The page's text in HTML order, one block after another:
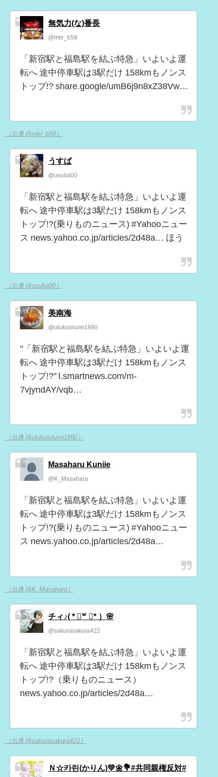
無気力(な)番長
@mkr_b58
「新宿駅と福島駅を結ぶ特急」いよいよ運
転へ 途中停車駅は3駅だけ 158kmもノンス
トップ!? share.google/umB6j9n8xZ38Vw…
（出典 @mkr_b58）
うすば
@usuba00
「新宿駅と福島駅を結ぶ特急」いよいよ運
転へ 途中停車駅は3駅だけ 158kmもノンス
トップ!?(乗りものニュース) #Yahooニュー
ス news.yahoo.co.jp/articles/2d48a… ほう
（出典 @usuba00）
美南海
@utukusiiumi1990
"「新宿駅と福島駅を結ぶ特急」いよいよ運
転へ 途中停車駅は3駅だけ 158kmもノンス
トップ!?" l.smartnews.com/m-
7vjyndAY/vqb…
（出典 @utukusiiumi1990）
Masaharu Kuniie
@K_Masaharu
「新宿駅と福島駅を結ぶ特急」いよいよ運
転へ 途中停車駅は3駅だけ 158kmもノンス
トップ!?(乗りものニュース) #Yahooニュー
ス news.yahoo.co.jp/articles/2d48a…
（出典 @K_Masaharu）
チィ♪( * ॑꒳ ॑* ）🌸
@sakurasakura422
「新宿駅と福島駅を結ぶ特急」いよいよ運
転へ 途中停車駅は3駅だけ 158kmもノンス
トップ!?（乗りものニュース）
news.yahoo.co.jp/articles/2d48a…
（出典 @sakurasakura422）
Ｎ☆카린(かりん)💛🌼💐#共同親権反対#